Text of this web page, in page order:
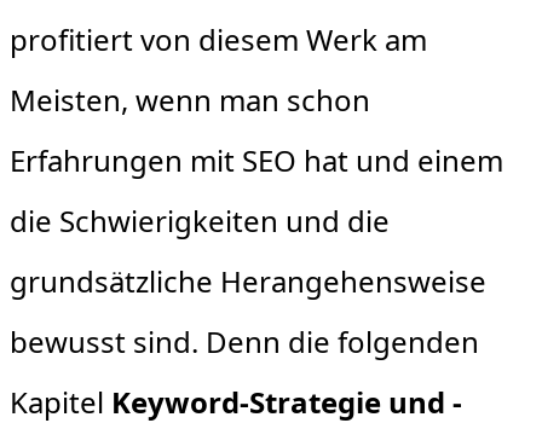
profitiert von diesem Werk am
Meisten, wenn man schon
Erfahrungen mit SEO hat und einem
die Schwierigkeiten und die
grundsätzliche Herangehensweise
bewusst sind. Denn die folgenden
Kapitel Keyword-Strategie und -